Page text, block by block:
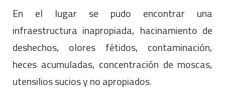
En el lugar se pudo encontrar una
infraestructura inapropiada, hacinamiento de
deshechos, olores fétidos, contaminación,
heces acumuladas, concentración de moscas,
utensilios sucios y no apropiados.